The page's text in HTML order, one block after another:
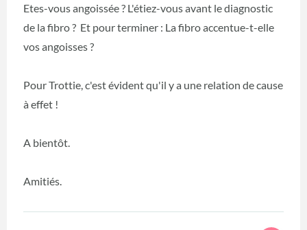
Etes-vous angoissée ? L'étiez-vous avant le diagnostic
de la fibro ? Et pour terminer : La fibro accentue-t-elle
vos angoisses ?
Pour Trottie, c'est évident qu'il y a une relation de cause
à effet !
A bientôt.
Amitiés.